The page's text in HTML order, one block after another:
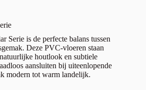
Serie is de perfecte balans tussen
Deze PVC-vloeren staan
houtlook en subtiele
aansluiten bij uiteenlopende
modern tot warm landelijk.